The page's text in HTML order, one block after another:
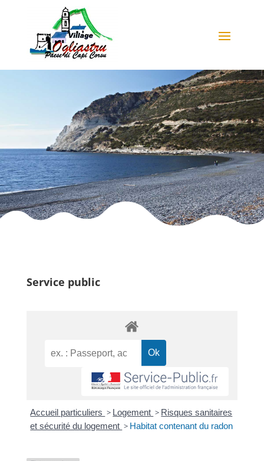
Service public
Accueil particuliers > Logement > Risques sanitaires
et sécurité du logement > Habitat contenant du radon